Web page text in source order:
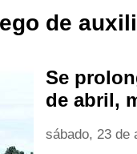
de
Se
de abril,
sábado, 23 de